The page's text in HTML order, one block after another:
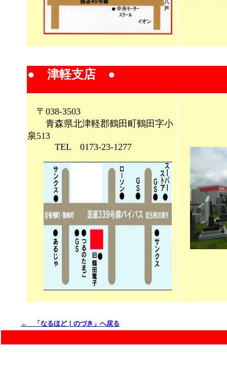
● 津軽支店 ●
〒038-3503
青森県北津軽郡鶴田町鶴田字小
泉513
TEL 0173-23-1277
← 「なるほど！のづき」へ戻る